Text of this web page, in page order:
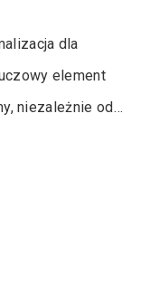
dla
element
niezależnie od…